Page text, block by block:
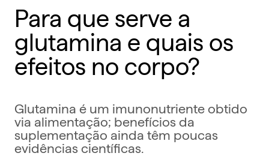
Para que serve a
glutamina e quais os
efeitos no corpo?
Glutamina é um imunonutriente obtido
via alimentação; benefícios da
suplementação ainda têm poucas
evidências científicas.